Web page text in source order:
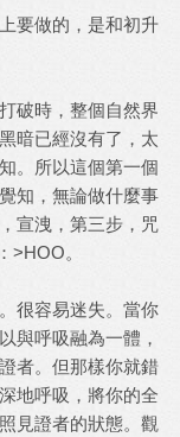
要做的，是和初升
破時，整個自然界
暗已經沒有了，太
。所以這個第一個
知，無論做什麼事
宣洩，第三步，咒
>HOO。
很容易迷失。當你
與呼吸融為一體，
者。但那樣你就錯
地呼吸，將你的全
見證者的狀態。觀